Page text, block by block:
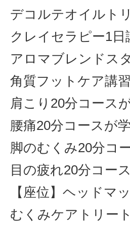
デコルテオイルト
クレイセラピー1日
アロマブレンドス
角質フットケア講習
肩こり20分コース
腰痛20分コースが
脚のむくみ20分コ
目の疲れ20分コー
【座位】ヘッドマ
むくみケアトリー